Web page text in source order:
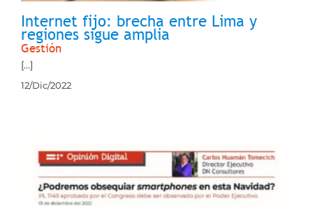
Internet fijo: brecha entre Lima y
regiones sigue amplia
Gestión
[...]
12/Dic/2022